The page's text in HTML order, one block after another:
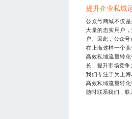
提升企业私域
公众号商城不仅
大量的忠实用户
户。因此，公众
在上海这样一个
高效私域流量转
长，提升市场竞争
我们专注于为上
高效私域流量转
随时联系我们，联